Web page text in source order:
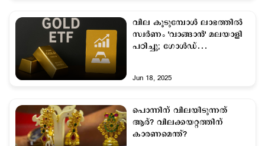
വില കൂടുമ്പോള്‍ ലാഭത്തില്‍
സ്വര്‍ണം 'വാങ്ങാന്‍' മലയാളി
പഠിച്ചു; ഗോള്‍ഡ്
Jun 18, 2025
പൊന്നിന് വിലയിടുന്നത്
ആര്? വിലക്കയറ്റത്തിന്
കാരണമെന്ത്?